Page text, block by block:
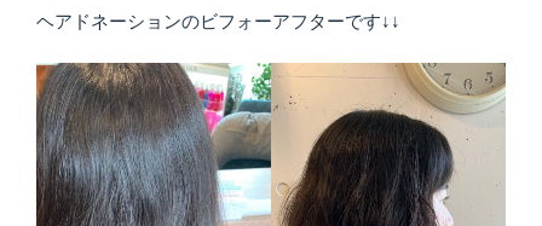
ヘアドネーションのビフォーアフターです↓↓